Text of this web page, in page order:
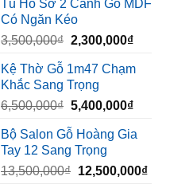
là:
450,000₫.
tại
320,000₫.
Tủ Hồ Sơ 2 Cánh Gỗ MDF
Có Ngăn Kéo
3,500,000₫ Giá
là:
3,500,000₫.
2,300,000₫Giá
tại
Kệ Thờ Gỗ 1m47 Chạm
Khắc Sang Trọng
6,500,000₫ Giá
là:
6,500,000₫.
5,400,000₫Giá
tại
Bộ Salon Gỗ Hoàng Gia
Tay 12 Sang Trọng
13,500,000₫ Giá
12,500,000₫Giá